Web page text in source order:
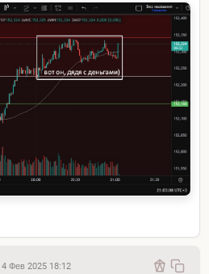
Фев 2025 18:12